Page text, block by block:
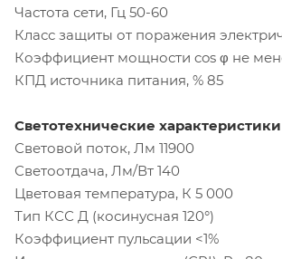
Частота сети, Гц 50-60
Класс защиты от поражения
Коэффициент мощности cos φ не
КПД источника питания, % 85
Светотехнические характеристики
Световой поток, Лм 11900
Светоотдача, Лм/Вт 140
Цветовая температура, К 5 000
Тип КСС Д (косинусная 120°)
Коэффициент пульсации <1%